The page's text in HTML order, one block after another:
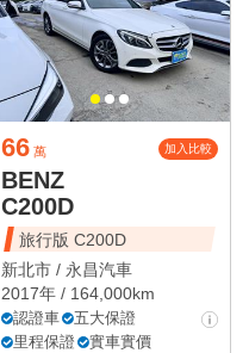
66 萬 加入比較
BENZ
C200D
旅行版 C200D
新北市 / 永昌汽車
2017年 / 164,000km
認證車
五大保證
里程保證
實車實價